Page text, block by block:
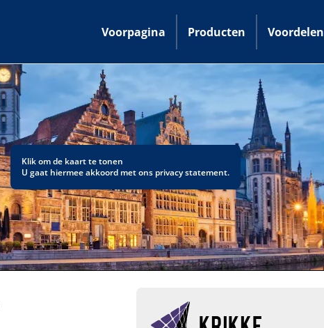
Voorpagina Producten Voordelen
Klik om de kaart te tonen
U gaat hiermee akkoord met ons privacy statement.